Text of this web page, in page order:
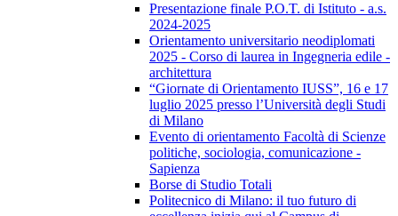
Presentazione finale P.O.T. di Istituto - a.s.
2024-2025
Orientamento universitario neodiplomati
2025 - Corso di laurea in Ingegneria edile -
architettura
“Giornate di Orientamento IUSS”, 16 e 17
luglio 2025 presso l’Università degli Studi
di Milano
Evento di orientamento Facoltà di Scienze
politiche, sociologia, comunicazione -
Sapienza
Borse di Studio Totali
Politecnico di Milano: il tuo futuro di